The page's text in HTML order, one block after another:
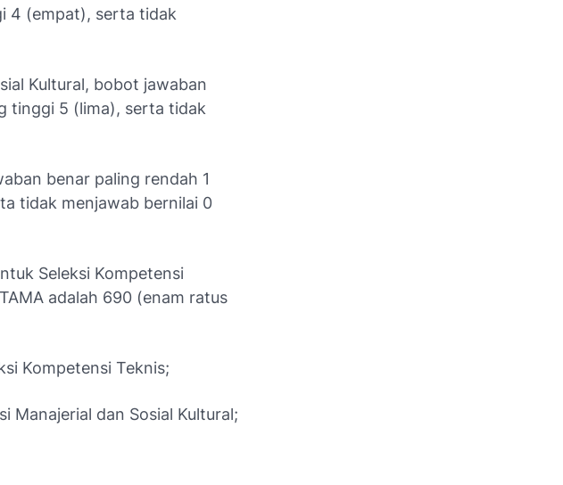
4 (empat), serta tidak
Kultural, bobot jawaban
tinggi 5 (lima), serta tidak
benar paling rendah 1
tidak menjawab bernilai 0
Seleksi Kompetensi
adalah 690 (enam ratus
Kompetensi Teknis;
Manajerial dan Sosial Kultural;